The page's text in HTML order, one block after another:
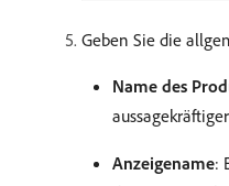
Geben Sie die
Name des
Anzeigename: